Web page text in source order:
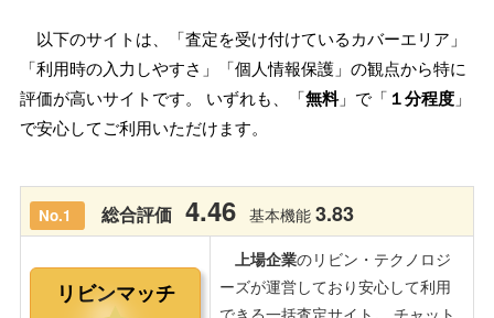
以下のサイトは、「査定を受け付けているカバーエリア」
「利用時の入力しやすさ」「個人情報保護」の観点から特に
評価が高いサイトです。 いずれも、「無料」で「 １分程度 」
で安心してご利用いただけます。